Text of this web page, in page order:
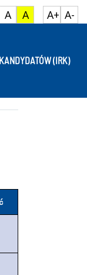
A-
A+
A
A
(IRK)